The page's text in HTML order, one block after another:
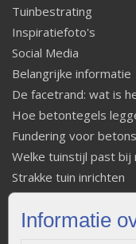
Informatie
Tuinbestrating
Inspiratiefoto's
Social Media
Belangrijke informatie
De facetrand: wat is
Hoe betontegels
Fundering voor
Welke tuinstijl past bij
Strakke tuin inrichten
Legverbanden
Onderhoud van